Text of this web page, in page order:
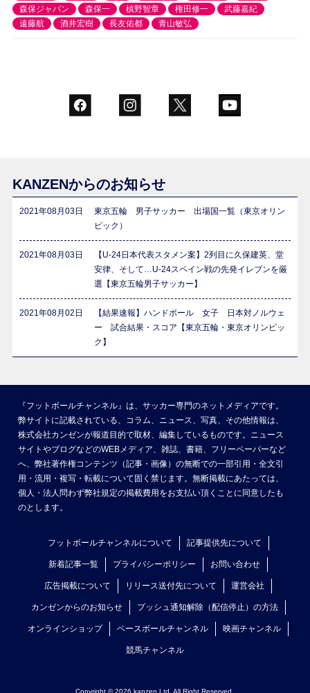
森保ジャパン
森保一 槙野智章 権田修一
武藤嘉紀
遠藤航
酒井宏樹 長友佑都 青山敏弘
KANZENからのお知らせ
2021年08月03日
東京五輪 男子サッカー 出場国一覧（東京オリン
ピック）
2021年08月03日
【U-24日本代表スタメン案】2列目に久保建英、堂
安律、そして…U-24スペイン戦の先発イレブンを厳
選【東京五輪男子サッカー】
2021年08月02日
【結果速報】ハンドボール 女子 日本対ノルウェ
ー 試合結果・スコア【東京五輪・東京オリンピッ
ク】
『フットボールチャンネル』は、サッカー専門のネットメディアです。
弊サイトに記載されている、コラム、ニュース、写真、その他情報は、
株式会社カンゼンが報道目的で取材、編集しているものです。ニュース
サイトやブログなどのWEBメディア、雑誌、書籍、フリーペーパーなど
へ、弊社著作権コンテンツ（記事・画像）の無断での一部引用・全文引
用・流用・複写・転載について固く禁じます。無断掲載にあたっては、
個人・法人問わず弊社規定の掲載費用をお支払い頂くことに同意したも
のとします。
フットボールチャンネルについて 記事提供先について
新着記事一覧 プライバシーポリシー お問い合わせ
広告掲載について リリース送付先について 運営会社
カンゼンからのお知らせ プッシュ通知解除（配信停止）の方法
オンラインショップ ベースボールチャンネル 映画チャンネル
競馬チャンネル
Copyright © 2026 kanzen Ltd. All Right Reserved.